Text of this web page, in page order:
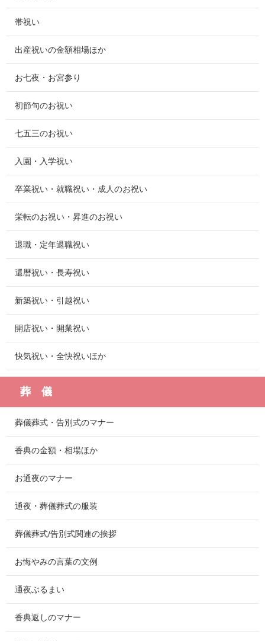
帯祝い
出産祝いの金額相場ほか
お七夜・お宮参り
初節句のお祝い
七五三のお祝い
入園・入学祝い
卒業祝い・就職祝い・成人のお祝い
栄転のお祝い・昇進のお祝い
退職・定年退職祝い
還暦祝い・長寿祝い
新築祝い・引越祝い
開店祝い・開業祝い
快気祝い・全快祝いほか
葬 儀
葬儀葬式・告別式のマナー
香典の金額・相場ほか
お通夜のマナー
通夜・葬儀葬式の服装
葬儀葬式/告別式関連の挨拶
お悔やみの言葉の文例
通夜ぶるまい
香典返しのマナー